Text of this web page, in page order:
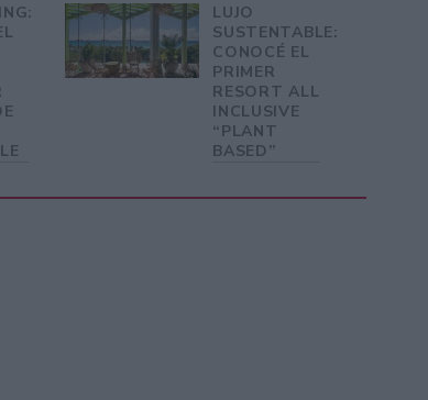
LUJO
SUSTENTABLE:
CONOCÉ EL
PRIMER
RESORT ALL
INCLUSIVE
“PLANT
BASED”